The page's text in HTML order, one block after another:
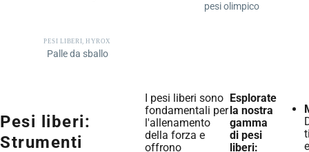
pesi olimpico
PESI LIBERI,HYROX
Palle da sballo
Pesi liberi:
Strumenti
I pesi liberi sono
fondamentali per
l'allenamento
della forza e
offrono
Esplorate
la nostra
gamma
di pesi
liberi: